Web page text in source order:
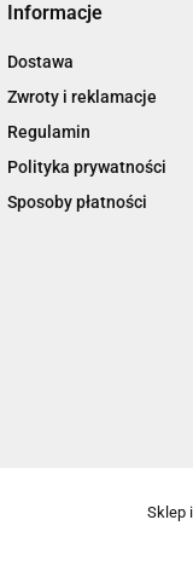
Informacje
Dostawa
Zwroty i reklamacje
Regulamin
Polityka prywatności
Sposoby płatności
Sklep